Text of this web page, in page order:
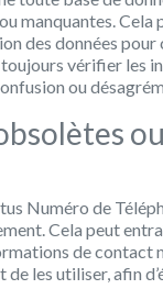
manquantes. Cela
des données pour
vérifier les
ou
Numéro de
Cela peut
de contact
les utiliser, afin